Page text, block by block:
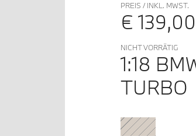
PREIS / INKL. MWST.
€ 139,00
NICHT VORRÄTIG
1:18
TURBO